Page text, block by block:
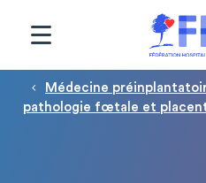
Fil d'Ariane
Médecine
pathologie fœtale et
Panneau de gestion des